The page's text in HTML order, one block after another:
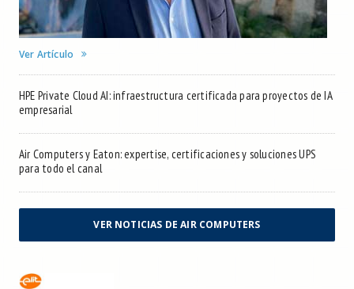
Ver Artículo
HPE Private Cloud AI: infraestructura certificada para proyectos de IA
empresarial
Air Computers y Eaton: expertise, certificaciones y soluciones UPS
para todo el canal
VER NOTICIAS DE AIR COMPUTERS